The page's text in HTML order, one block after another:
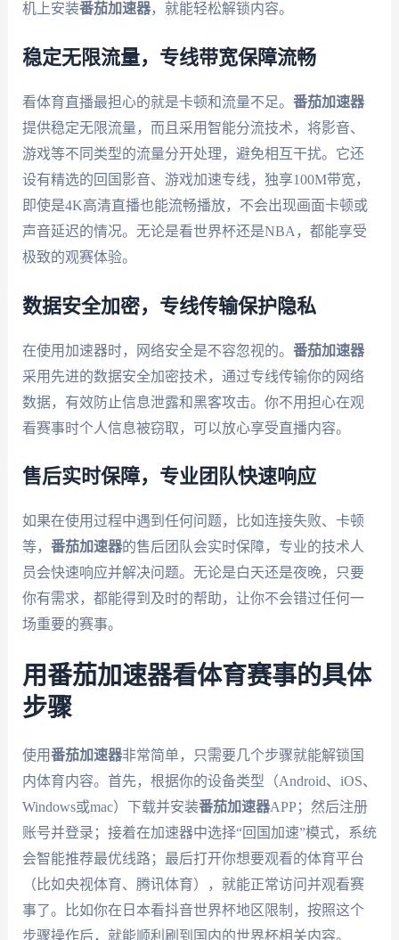
机上安装番茄加速器，就能轻松解锁内容。
稳定无限流量，专线带宽保障流畅
看体育直播最担心的就是卡顿和流量不足。 番茄加速器
提供稳定无限流量，而且采用智能分流技术，将影音、
游戏等不同类型的流量分开处理，避免相互干扰。它还
设有精选的回国影音、游戏加速专线，独享100M带宽，
即使是4K高清直播也能流畅播放，不会出现画面卡顿或
声音延迟的情况。无论是看世界杯还是NBA，都能享受
极致的观赛体验。
数据安全加密，专线传输保护隐私
在使用加速器时，网络安全是不容忽视的。 番茄加速器
采用先进的数据安全加密技术，通过专线传输你的网络
数据，有效防止信息泄露和黑客攻击。你不用担心在观
看赛事时个人信息被窃取，可以放心享受直播内容。
售后实时保障，专业团队快速响应
如果在使用过程中遇到任何问题，比如连接失败、卡顿
等， 番茄加速器的售后团队会实时保障，专业的技术人
员会快速响应并解决问题。无论是白天还是夜晚，只要
你有需求，都能得到及时的帮助，让你不会错过任何一
场重要的赛事。
用番茄加速器看体育赛事的具体
步骤
使用番茄加速器非常简单，只需要几个步骤就能解锁国
内体育内容。首先，根据你的设备类型（Android、iOS、
Windows或mac）下载并安装番茄加速器APP；然后注册
账号并登录；接着在加速器中选择“回国加速”模式，系统
会智能推荐最优线路；最后打开你想要观看的体育平台
（比如央视体育、腾讯体育），就能正常访问并观看赛
事了。比如你在日本看抖音世界杯地区限制，按照这个
步骤操作后，就能顺利刷到国内的世界杯相关内容。